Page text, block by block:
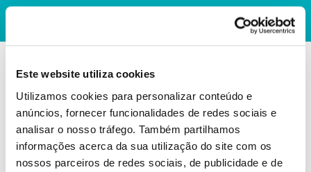
Este website utiliza cookies
Utilizamos cookies para personalizar conteúdo e
anúncios, fornecer funcionalidades de redes sociais e
analisar o nosso tráfego. Também partilhamos
informações acerca da sua utilização do site com os
nossos parceiros de redes sociais, de publicidade e de